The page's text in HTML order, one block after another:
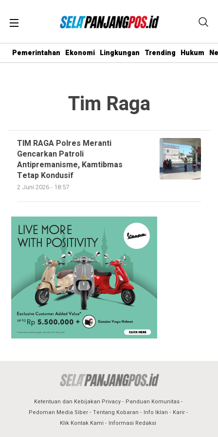
Pemerintahan Ekonomi Lingkungan Trending Hukum
Tim Raga
TIM RAGA Polres Meranti
Gencarkan Patroli
Antipremanisme, Kamtibmas
Tetap Kondusif
2 Juni 2026 - 18:57
Ketentuan dan Kebijakan Privacy
Panduan Komunitas
Pedoman Media Siber
Tentang Kobaran Info Iklan
Karir
Klik Kontak Kami
Informasi Redaksi